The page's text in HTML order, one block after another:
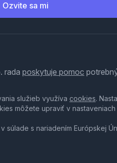
Ozvite sa mi
rada poskytuje pomoc
služieb využíva cookies.
môžete upraviť v nastaveniach
súlade s nariadením Európskej